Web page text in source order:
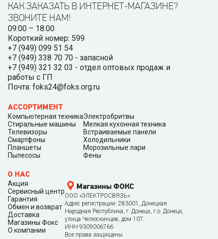
КАК ЗАКАЗАТЬ В ИНТЕРНЕТ-МАГАЗИНЕ?
ЗВОНИТЕ НАМ!
09:00 – 18:00
Короткий номер: 599
+7 (949) 099 51 54
+7 (949) 338 70 70 - запасной
+7 (949) 321 32 03 - отдел оптовых продаж и
работы с ГП
Почта: foks24@foks.org.ru
АССОРТИМЕНТ
Компьютерная техника
Стиральные машины
Телевизоры
Смартфоны
Планшеты
Пылесосы
Электробритвы
Мелкая кухонная техника
Встраиваемые панели
Холодильники
Морозильные лари
Фены
О НАС
Акция
Сервисный центр
Гарантия
Обмен и возврат
Доставка
Магазины Фокс
О компании
Магазины ФОКС
ООО «ЭЛЕКТРОСВЯЗЬ»
Адрес регистрации: 283001, Донецкая
Народная Республика, г. Донецк, г.о. Донецк,
улица Челюскинцев, дом 107.
ИНН 9309006766
Все права защищены.